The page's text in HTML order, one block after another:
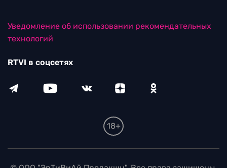
Уведомление об использовании рекомендательных
технологий
RTVI в соцсетях
18+